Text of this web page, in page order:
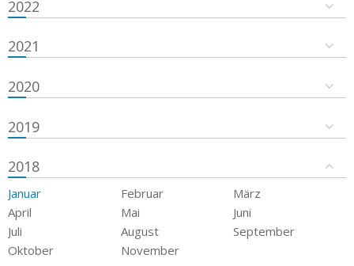
2022
2021
2020
2019
2018
Januar Februar
März
April
Mai
Juni
Juli
August
September
Oktober
November